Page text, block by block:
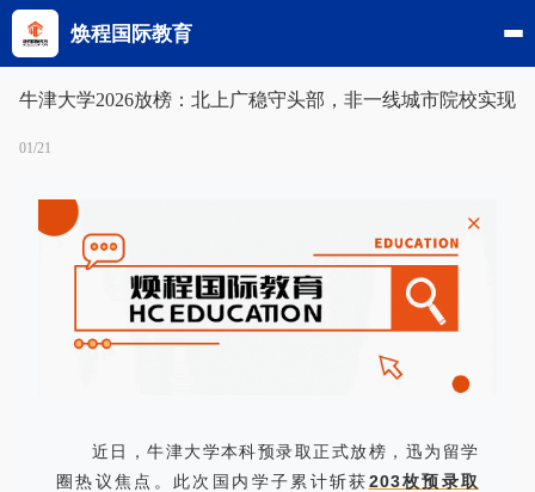
焕程国际教育
牛津大学2026放榜：北上广稳守头部，非一线城市院校实现
01/21
近日，牛津大学本科预录取正式放榜，迅为留学
圈热议焦点。此次国内学子累计斩获203枚预录取